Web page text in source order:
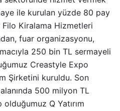
ile kurulan yüzde 80 pay
Kiralama Hizmetleri
fuar organizasyonu,
250 bin TL sermayeli
Creastyle Expo
Şirketini kuruldu. Son
alanında 500 milyon TL
Q Yatırım